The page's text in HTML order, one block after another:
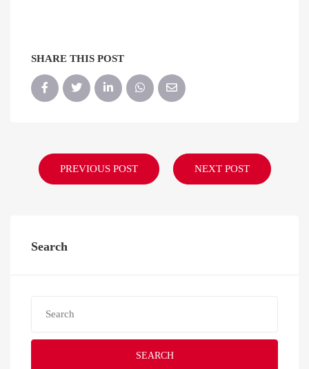
SHARE THIS POST
PREVIOUS POST NEXT POST
Search
SEARCH